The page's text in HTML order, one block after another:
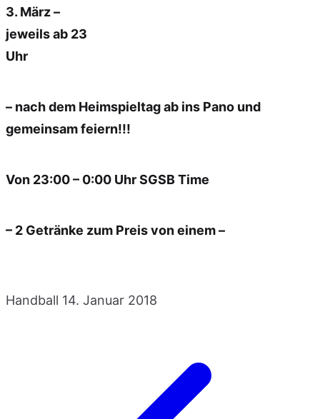
3. März –
jeweils ab 23
Uhr
– nach dem Heimspieltag ab ins Pano und
gemeinsam feiern!!!
Von 23:00 – 0:00 Uhr SGSB Time
– 2 Getränke zum Preis voneinem –
Handball 14. Januar 2018